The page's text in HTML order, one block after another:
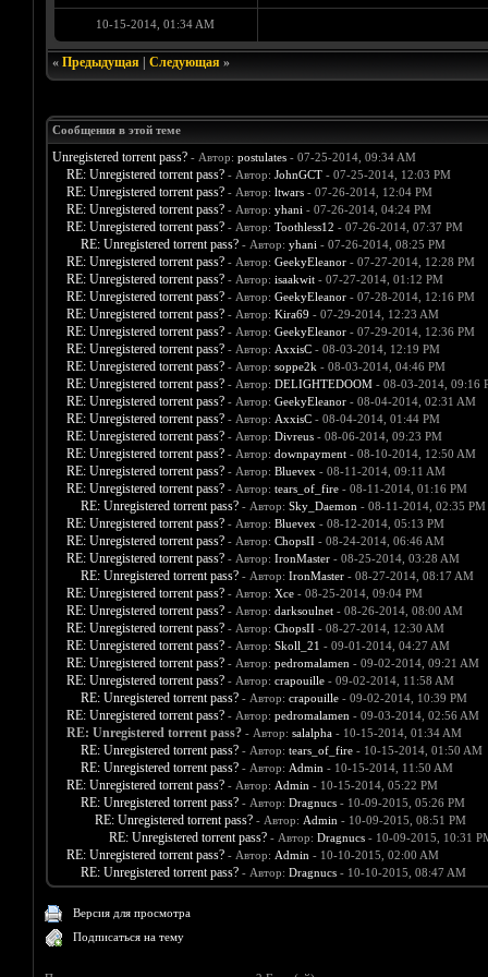
10-15-2014, 01:34 AM
« Предыдущая| Следующая»
Сообщения в этой теме
Unregistered torrent pass? - Автор: postulates- 07-25-2014, 09:34 AM
RE: Unregistered torrent pass? - Автор: JohnGCT- 07-25-2014, 12:03 PM
RE: Unregistered torrent pass? - Автор: ltwars- 07-26-2014, 12:04 PM
RE: Unregistered torrent pass? - Автор: yhani - 07-26-2014, 04:24 PM
RE: Unregistered torrent pass? - Автор: Toothless12 - 07-26-2014, 07:37 PM
RE: Unregistered torrent pass? - Автор: yhani - 07-26-2014, 08:25 PM
RE: Unregistered torrent pass? - Автор: GeekyEleanor- 07-27-2014, 12:28 PM
RE: Unregistered torrent pass? - Автор: isaakwit- 07-27-2014, 01:12 PM
RE: Unregistered torrent pass? - Автор: GeekyEleanor- 07-28-2014, 12:16 PM
RE: Unregistered torrent pass? - Автор: Kira69 - 07-29-2014, 12:23 AM
RE: Unregistered torrent pass? - Автор: GeekyEleanor- 07-29-2014, 12:36 PM
RE: Unregistered torrent pass? - Автор: AxxisC- 08-03-2014, 12:19 PM
RE: Unregistered torrent pass? - Автор: soppe2k - 08-03-2014, 04:46 PM
RE: Unregistered torrent pass? - Автор: DELIGHTEDOOM- 08-03-2014, 09:16
RE: Unregistered torrent pass? - Автор: GeekyEleanor- 08-04-2014, 02:31 AM
RE: Unregistered torrent pass? - Автор: AxxisC- 08-04-2014, 01:44 PM
RE: Unregistered torrent pass? - Автор: Divreus- 08-06-2014, 09:23 PM
RE: Unregistered torrent pass? - Автор: downpayment- 08-10-2014, 12:50 AM
RE: Unregistered torrent pass? - Автор: Bluevex - 08-11-2014, 09:11 AM
RE: Unregistered torrent pass? - Автор: tears_of_fire- 08-11-2014, 01:16 PM
RE: Unregistered torrent pass? - Автор: Sky_Daemon - 08-11-2014, 02:35 PM
RE: Unregistered torrent pass? - Автор: Bluevex - 08-12-2014, 05:13 PM
RE: Unregistered torrent pass? - Автор: ChopsII- 08-24-2014, 06:46 AM
RE: Unregistered torrent pass? - Автор: IronMaster- 08-25-2014, 03:28 AM
RE: Unregistered torrent pass? - Автор: IronMaster- 08-27-2014, 08:17 AM
RE: Unregistered torrent pass? - Автор: Xce- 08-25-2014, 09:04 PM
RE: Unregistered torrent pass? - Автор: darksoulnet- 08-26-2014, 08:00 AM
RE: Unregistered torrent pass? - Автор: ChopsII- 08-27-2014, 12:30 AM
RE: Unregistered torrent pass? - Автор: Skoll_21 - 09-01-2014, 04:27 AM
RE: Unregistered torrent pass? - Автор: pedromalamen - 09-02-2014, 09:21 AM
RE: Unregistered torrent pass? - Автор: crapouille- 09-02-2014, 11:58 AM
RE: Unregistered torrent pass? - Автор: crapouille- 09-02-2014, 10:39 PM
RE: Unregistered torrent pass? - Автор: pedromalamen - 09-03-2014, 02:56 AM
RE: Unregistered torrent pass? - Автор: salalpha- 10-15-2014, 01:34 AM
RE: Unregistered torrent pass? - Автор: tears_of_fire- 10-15-2014, 01:50 AM
RE: Unregistered torrent pass? - Автор: Admin - 10-15-2014, 11:50 AM
RE: Unregistered torrent pass? - Автор: Admin - 10-15-2014, 05:22 PM
RE: Unregistered torrent pass? - Автор: Dragnucs- 10-09-2015, 05:26 PM
RE: Unregistered torrent pass? - Автор: Admin - 10-09-2015, 08:51 PM
RE: Unregistered torrent pass? - Автор: Dragnucs- 10-09-2015, 10:31
RE: Unregistered torrent pass? - Автор: Admin - 10-10-2015, 02:00 AM
RE: Unregistered torrent pass? - Автор: Dragnucs- 10-10-2015, 08:47 AM
Версия для просмотра
Подписаться на тему